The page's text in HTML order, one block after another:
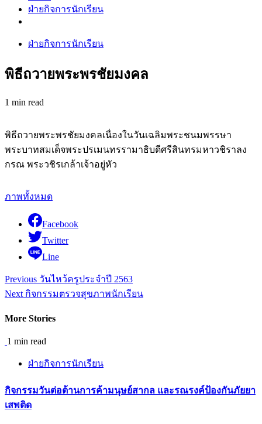
ฝ่ายกิจการนักเรียน
ฝ่ายกิจการนักเรียน
พิธีถวายพระพรชัยมงคล
1 min read
พิธีถวายพระพรชัยมงคลเนื่องในวันเฉลิมพระชนมพรรษา
พระบาทสมเด็จพระปรเมนทรรามาธิบดีศรีสินทรมหาวชิราลง
กรณ พระวชิรเกล้าเจ้าอยู่หัว
ภาพทั้งหมด
Facebook
Twitter
Line
Continue
Reading
Previous วันไหว้ครูประจำปี 2563
Next กิจกรรมตรวจสุขภาพนักเรียน
More Stories
1 min read
ฝ่ายกิจการนักเรียน
กิจกรรม​วันต่อต้านการค้ามนุษย์สากล และรณรงค์ป้องกันภัยยา
เสพติด